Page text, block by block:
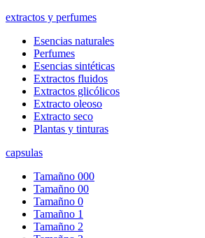
extractos y perfumes
Esencias naturales
Perfumes
Esencias sintéticas
Extractos fluidos
Extractos glicólicos
Extracto oleoso
Extracto seco
Plantas y tinturas
capsulas
Tamañno 000
Tamañno 00
Tamañno 0
Tamañno 1
Tamañno 2